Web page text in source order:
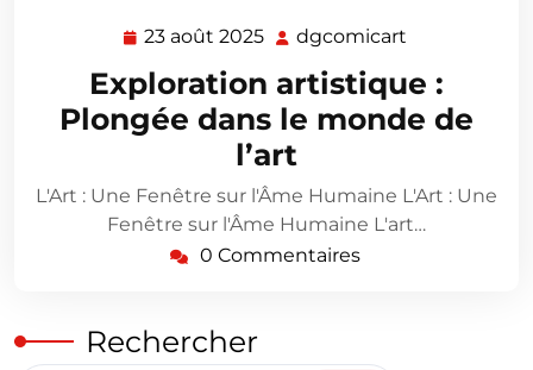
23 août 2025 23
2025
dgcomicart
Exploration artistique :
Plongée dans le monde de
l’art
L'Art : Une Fenêtre sur l'Âme Humaine L'Art : Une
Fenêtre sur l'Âme Humaine L'art…
0 Commentaires
Rechercher